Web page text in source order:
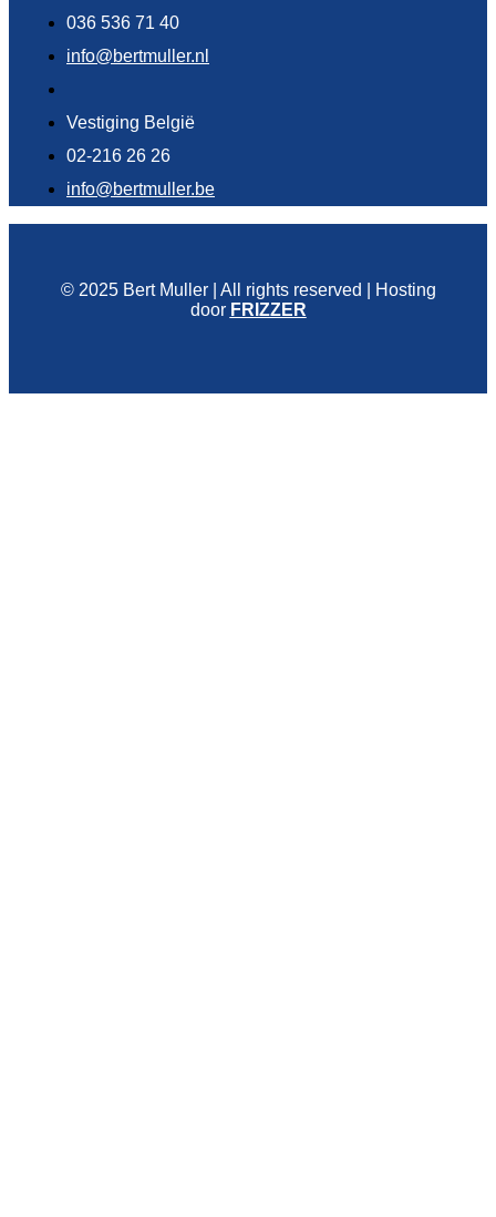
036 536 71 40
info@bertmuller.nl
Vestiging België
02-216 26 26
info@bertmuller.be
© 2025 Bert Muller | All rights reserved | Hosting
door FRIZZER